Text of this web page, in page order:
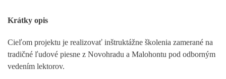
Krátky opis
Cieľom projektu je realizovať inštruktážne školenia zamerané na
tradičné ľudové piesne z Novohradu a Malohontu pod odborným
vedením lektorov.